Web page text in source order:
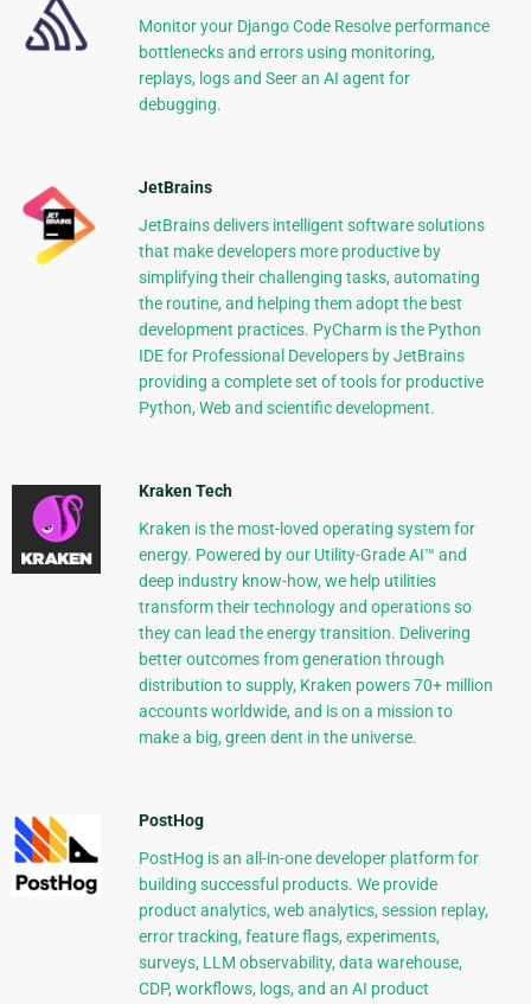
Monitor your Django Code Resolve performance
bottlenecks and errors using monitoring,
replays, logs and Seer an AI agent for
debugging.
JetBrains
JetBrains delivers intelligent software solutions
that make developers more productive by
simplifying their challenging tasks, automating
the routine, and helping them adopt the best
development practices. PyCharm is the Python
IDE for Professional Developers by JetBrains
providing a complete set of tools for productive
Python, Web and scientific development.
Kraken Tech
Kraken is the most-loved operating system for
energy. Powered by our Utility-Grade AI™ and
deep industry know-how, we help utilities
transform their technology and operations so
they can lead the energy transition. Delivering
better outcomes from generation through
distribution to supply, Kraken powers 70+ million
accounts worldwide, and is on a mission to
make a big, green dent in the universe.
PostHog
PostHog is an all-in-one developer platform for
building successful products. We provide
product analytics, web analytics, session replay,
error tracking, feature flags, experiments,
surveys, LLM observability, data warehouse,
CDP, workflows, logs, and an AI product